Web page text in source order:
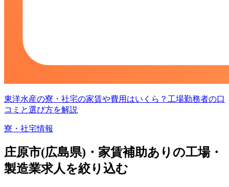
東洋水産の寮・社宅の家賃や費用はいくら？工場勤務者の口
コミと選び方を解説
寮・社宅情報
庄原市(広島県)・家賃補助ありの工場・
製造業求人を絞り込む